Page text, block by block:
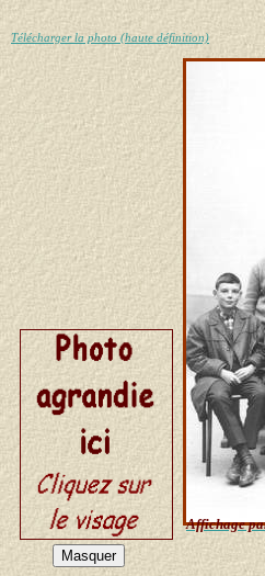
Télécharger la photo (haute définition)
Affichage